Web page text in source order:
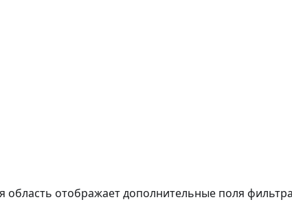
область отображает дополнительные поля